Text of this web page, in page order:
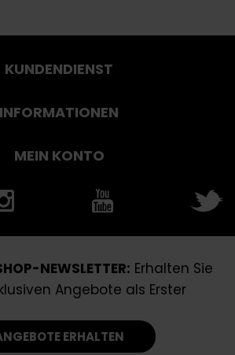
KUNDENDIENST
INFORMATIONEN
MEIN KONTO
NEWSLETTER: Erhalten Sie
Angebote als Erster
ERHALTEN